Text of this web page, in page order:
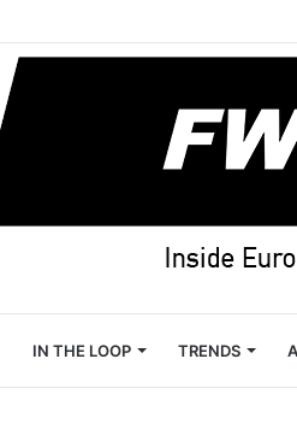
IN THE LOOP TRENDS